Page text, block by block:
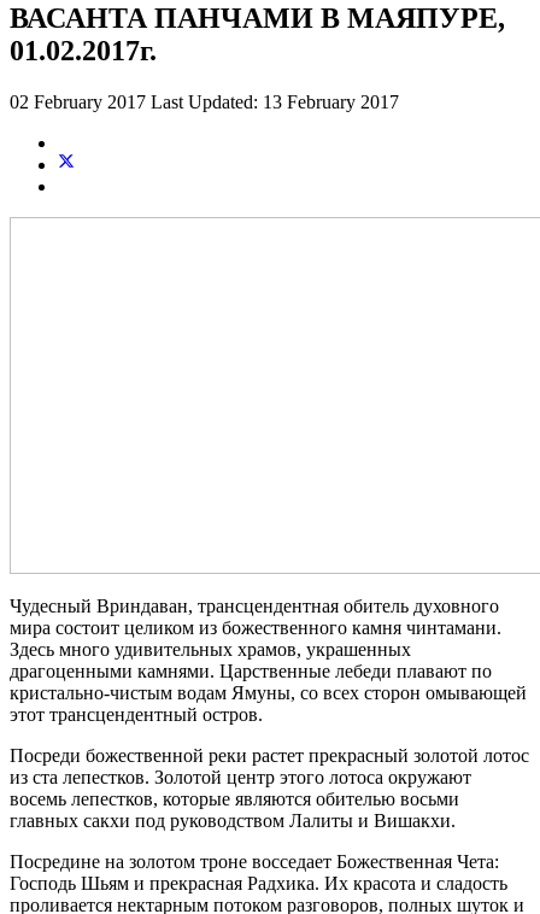
ВАСАНТА ПАНЧАМИ В МАЯПУРЕ,
01.02.2017г.
02 February 2017 Last Updated: 13 February 2017
Чудесный Вриндаван, трансцендентная обитель духовного
мира состоит целиком из божественного камня чинтамани.
Здесь много удивительных храмов, украшенных
драгоценными камнями. Царственные лебеди плавают по
кристально-чистым водам Ямуны, со всех сторон омывающей
этот трансцендентный остров.
Посреди божественной реки растет прекрасный золотой лотос
из ста лепестков. Золотой центр этого лотоса окружают
восемь лепестков, которые являются обителью восьми
главных сакхи под руководством Лалиты и Вишакхи.
Посредине на золотом троне восседает Божественная Чета:
Господь Шьям и прекрасная Радхика. Их красота и сладость
проливается нектарным потоком разговоров, полных шуток и